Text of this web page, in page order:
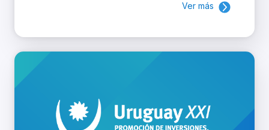
Ver más